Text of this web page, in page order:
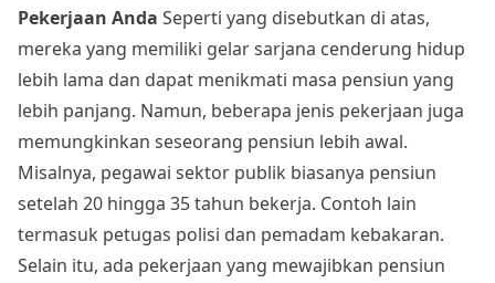
Pekerjaan Anda Seperti yang disebutkan di atas,
mereka yang memiliki gelar sarjana cenderung hidup
lebih lama dan dapat menikmati masa pensiun yang
lebih panjang. Namun, beberapa jenis pekerjaan juga
memungkinkan seseorang pensiun lebih awal.
Misalnya, pegawai sektor publik biasanya pensiun
setelah 20 hingga 35 tahun bekerja. Contoh lain
termasuk petugas polisi dan pemadam kebakaran.
Selain itu, ada pekerjaan yang mewajibkan pensiun